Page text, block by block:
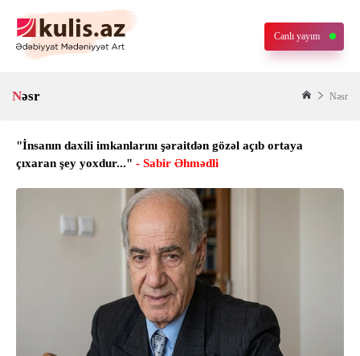
Canlı yayım
Nəsr Nəsr
"İnsanın daxili imkanlarını şәraitdәn gözәl açıb ortaya
çıxaran şey yoxdur..." - Sabir Əhmədli